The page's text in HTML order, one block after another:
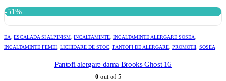
-51%
EA ESCALADA SI ALPINISM INCALTAMINTE INCALTAMINTE ALERGARE SOSEA
INCALTAMINTE FEMEI LICHIDARE DE STOC PANTOFI DE ALERGARE PROMOTII SOSEA
Pantofi alergare dama Brooks Ghost 16
0 out of 5